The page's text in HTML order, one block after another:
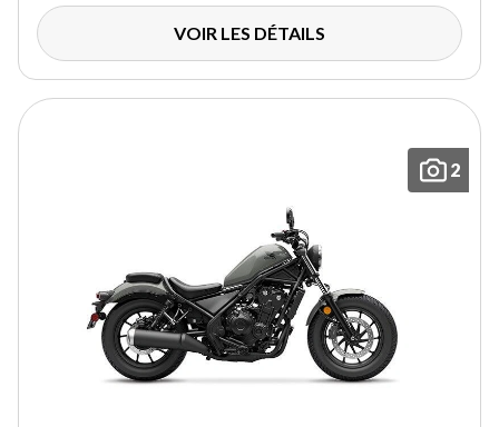
VOIR LES DÉTAILS
2